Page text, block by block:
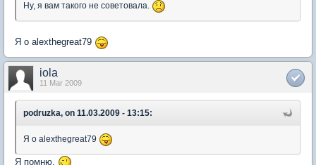
Ну, я вам такого не советовала.
Я о alexthegreat79
iola
11 Mar 2009
podruzka, on 11.03.2009 - 13:15:
Я о alexthegreat79
Я помню.